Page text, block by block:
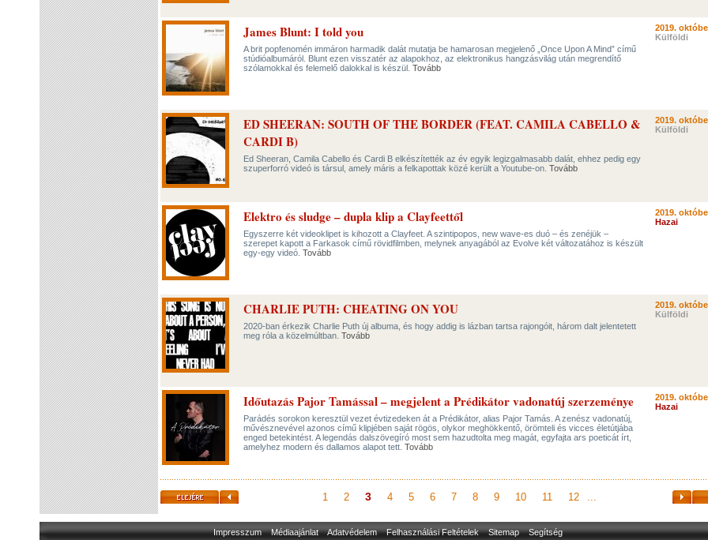
James Blunt: I told you
A brit popfenomén immáron harmadik dalát mutatja be hamarosan megjelenő „Once Upon A Mind” című
stúdióalbumáról. Blunt ezen visszatér az alapokhoz, az elektronikus hangzásvilág után megrendítő
szólamokkal és felemelő dalokkal is készül. Tovább
2019.
Külföldi
ED SHEERAN: SOUTH OF THE BORDER (FEAT. CAMILA CABELLO &
CARDI B)
Ed Sheeran, Camila Cabello és Cardi B elkészítették az év egyik legizgalmasabb dalát, ehhez pedig egy
szuperforró videó is társul, amely máris a felkapottak közé került a Youtube-on. Tovább
2019.
Külföldi
Elektro és sludge – dupla klip a Clayfeettől
Egyszerre két videoklipet is kihozott a Clayfeet. A szintipopos, new wave-es duó – és zenéjük –
szerepet kapott a Farkasok című rövidfilmben, melynek anyagából az Evolve két változatához is készült
egy-egy videó. Tovább
2019.
Hazai
CHARLIE PUTH: CHEATING ON YOU
2020-ban érkezik Charlie Puth új albuma, és hogy addig is lázban tartsa rajongóit, három dalt jelentetett
meg róla a közelmúltban. Tovább
2019.
Külföldi
Időutazás Pajor Tamással – megjelent a Prédikátor vadonatúj szerzeménye
Parádés sorokon keresztül vezet évtizedeken át a Prédikátor, alias Pajor Tamás. A zenész vadonatúj,
művésznevével azonos című klipjében saját rögös, olykor meghökkentő, örömteli és vicces életútjába
enged betekintést. A legendás dalszövegíró most sem hazudtolta meg magát, egyfajta ars poeticát írt,
amelyhez modern és dallamos alapot tett. Tovább
2019.
Hazai
1 2 3 4 5 6 7 8 9 10 11 12 ...
Impresszum Médiaajánlat Adatvédelem Felhasználási Feltételek Sitemap Segítség